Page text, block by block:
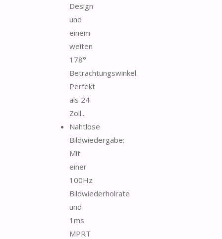
Design
und
einem
weiten
178°
Betrachtungswinkel
Perfekt
als 24
Zoll...
Nahtlose
Bildwiedergabe:
Mit
einer
100Hz
Bildwiederholrate
und
1ms
MPRT